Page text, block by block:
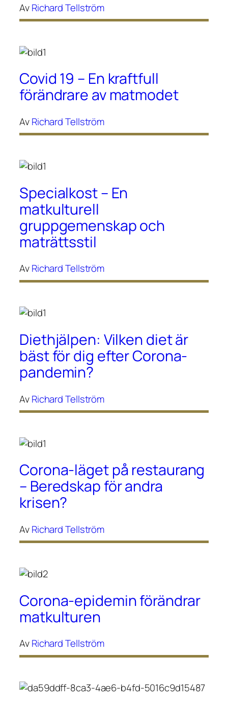
AvRichard Tellström
Covid 19 – En kraftfull
förändrare av matmodet
AvRichard Tellström
Specialkost – En
matkulturell
gruppgemenskap och
maträttsstil
AvRichard Tellström
Diethjälpen: Vilken diet är
bäst för dig efter Corona-
pandemin?
AvRichard Tellström
Corona-läget på restaurang
– Beredskap för andra
krisen?
AvRichard Tellström
Corona-epidemin förändrar
matkulturen
AvRichard Tellström